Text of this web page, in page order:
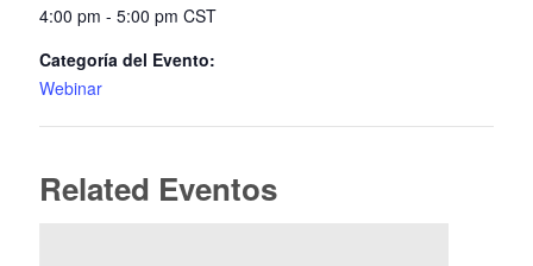
4:00 pm - 5:00 pm CST
Categoría del Evento:
Webinar
Related Eventos